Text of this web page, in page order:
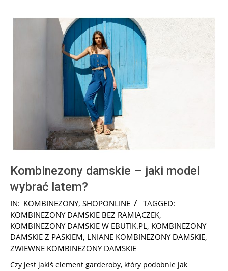
Kombinezony damskie – jaki model
wybrać latem?
2025-
02-
27
IN: KOMBINEZONY, SHOPONLINE
TAGGED:
KOMBINEZONY DAMSKIE BEZ RAMIĄCZEK,
KOMBINEZONY DAMSKIE W EBUTIK.PL, KOMBINEZONY
DAMSKIE Z PASKIEM, LNIANE KOMBINEZONY DAMSKIE,
ZWIEWNE KOMBINEZONY DAMSKIE
Czy jest jakiś element garderoby, który podobnie jak